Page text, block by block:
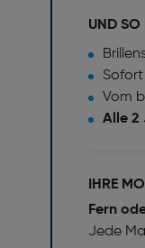
UND SO
Vom
Alle 2
IHRE
Fern
Jede